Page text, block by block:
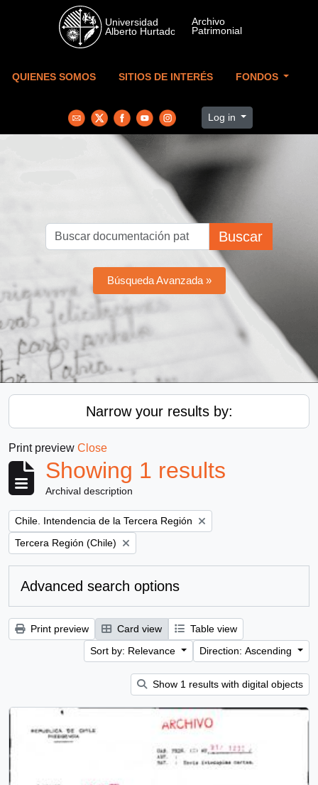
Skip to main content
QUIENES SOMOS SITIOS DE INTERÉS FONDOS
Log in
Buscar
Búsqueda Avanzada »
Narrow your results by:
Print preview Close
Showing 1 results
Archival description
Remove filter:
Chile. Intendencia de la Tercera Región
Remove filter:
Tercera Región (Chile)
Advanced search options
Print preview Card view
Table view
Sort by: Relevance
Direction: Ascending
Show 1 results with digital objects